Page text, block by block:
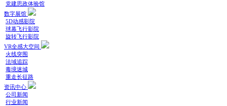
党建思政体验馆
数字展馆
5D动感影院
球幕飞行影院
旋转飞行影院
VR全感大空间
火线突围
法域追踪
毒境迷城
重走长征路
资讯中心
公司新闻
行业新闻